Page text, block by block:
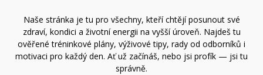
Naše stránka je tu pro všechny, kteří chtějí posunout své
zdraví, kondici a životní energii na vyšší úroveň. Najdeš tu
ověřené tréninkové plány, výživové tipy, rady od odborníků i
motivaci pro každý den. Ať už začínáš, nebo jsi profík — jsi tu
správně.